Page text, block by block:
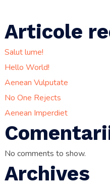
Articole
Salut lume!
Hello World!
Aenean Vulputate
No One Rejects
Aenean Imperdiet
No comments to show.
Archives